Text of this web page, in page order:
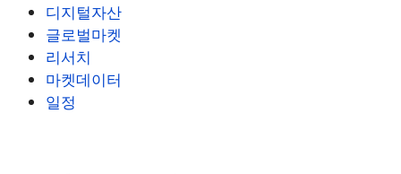
디지털자산
글로벌마켓
리서치
마켓데이터
일정